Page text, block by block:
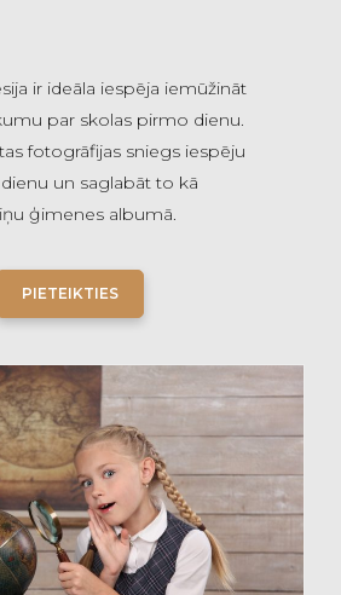
ir ideāla iespēja iemūžināt
par skolas pirmo dienu.
fotogrāfijas sniegs iespēju
un saglabāt to kā
ģimenes albumā.
PIETEIKTIES